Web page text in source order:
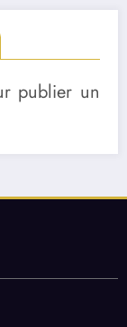
publier un